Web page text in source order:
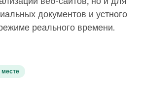
документов и устного
реального времени.